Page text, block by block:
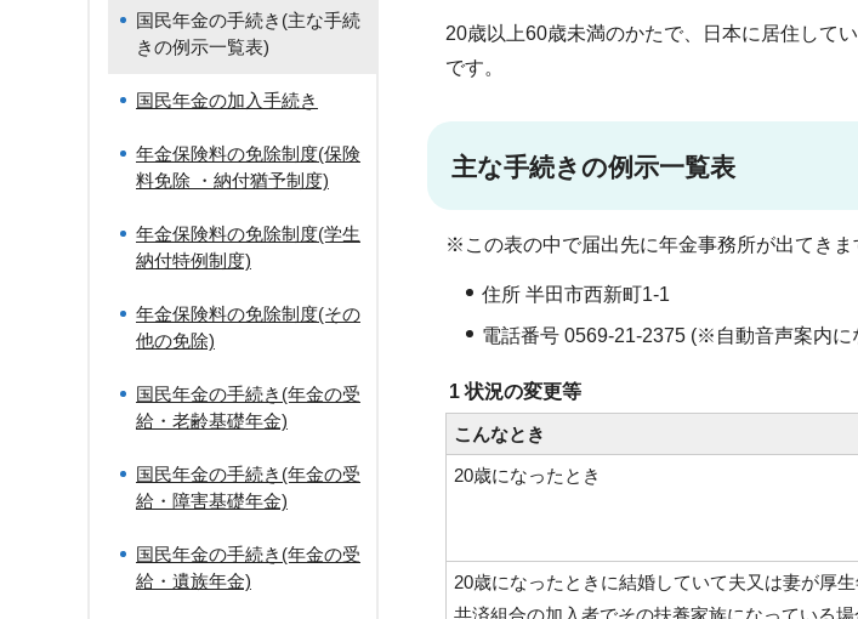
20歳以上60歳未満のかたで、日本に居住して
です。
主な手続きの例示一覧表
※この表の中で届出先に年金事務所が出てきま
住所 半田市西新町1-1
電話番号 0569-21-2375 (※自動音声案内に
1 状況の変更等
こんなとき
20歳になったとき
20歳になったときに結婚していて夫又は妻が厚
共済組合の加入者でその扶養家族になっている場
国民年金の手続き(主な手続
きの例示一覧表)
国民年金の加入手続き
年金保険料の免除制度(保険
料免除 ・納付猶予制度)
年金保険料の免除制度(学生
納付特例制度)
年金保険料の免除制度(その
他の免除)
国民年金の手続き(年金の受
給・老齢基礎年金)
国民年金の手続き(年金の受
給・障害基礎年金)
国民年金の手続き(年金の受
給・遺族年金)